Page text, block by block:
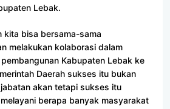
Lebak.
kita bisa bersama-sama
melakukan kolaborasi dalam
Kabupaten Lebak ke
Daerah sukses itu bukan
akan tetapi sukses itu
berapa banyak masyarakat